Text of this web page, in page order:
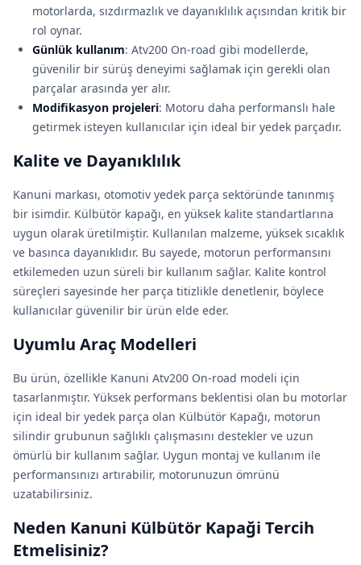
motorlarda, sızdırmazlık ve dayanıklılık açısından kritik bir
rol oynar.
Günlük kullanım: Atv200 On-road gibi modellerde,
güvenilir bir sürüş deneyimi sağlamak için gerekli olan
parçalar arasında yer alır.
Modifikasyon projeleri: Motoru daha performanslı hale
getirmek isteyen kullanıcılar için ideal bir yedek parçadır.
Kalite ve Dayanıklılık
Kanuni markası, otomotiv yedek parça sektöründe tanınmış
bir isimdir. Külbütör kapağı, en yüksek kalite standartlarına
uygun olarak üretilmiştir. Kullanılan malzeme, yüksek sıcaklık
ve basınca dayanıklıdır. Bu sayede, motorun performansını
etkilemeden uzun süreli bir kullanım sağlar. Kalite kontrol
süreçleri sayesinde her parça titizlikle denetlenir, böylece
kullanıcılar güvenilir bir ürün elde eder.
Uyumlu Araç Modelleri
Bu ürün, özellikle Kanuni Atv200 On-road modeli için
tasarlanmıştır. Yüksek performans beklentisi olan bu motorlar
için ideal bir yedek parça olan Külbütör Kapağı, motorun
silindir grubunun sağlıklı çalışmasını destekler ve uzun
ömürlü bir kullanım sağlar. Uygun montaj ve kullanım ile
performansınızı artırabilir, motorunuzun ömrünü
uzatabilirsiniz.
Neden Kanuni Külbütör Kapaği Tercih
Etmelisiniz?